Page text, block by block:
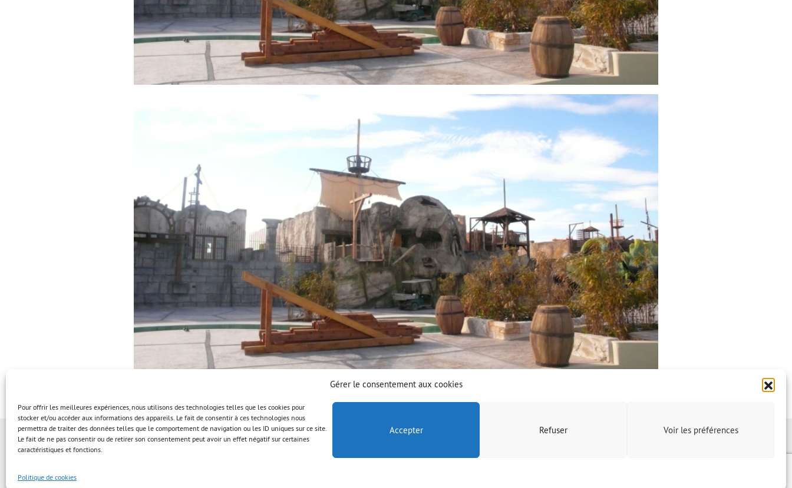
Gérer le consentement aux cookies
Pour offrir les meilleures expériences, nous utilisons des technologies telles que les cookies pour
stocker et/ou accéder aux informations des appareils. Le fait de consentir à ces technologies nous
permettra de traiter des données telles que le comportement de navigation ou les ID uniques sur ce site.
Le fait de ne pas consentir ou de retirer son consentement peut avoir un effet négatif sur certaines
caractéristiques et fonctions.
Accepter Refuser Voir les préférences
Politique de cookies